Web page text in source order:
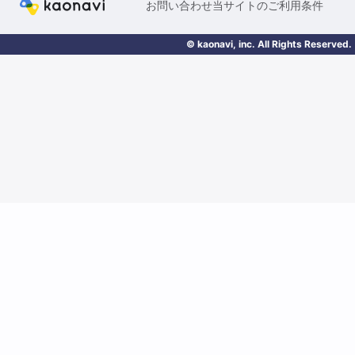
お問い合わせ当サイトのご利用条件
© kaonavi, inc. All Rights Reserved.